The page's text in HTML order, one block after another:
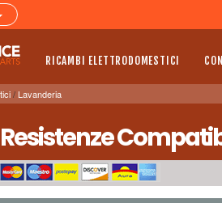
RICAMBI ELETTRODOMESTICI
Lavanderia